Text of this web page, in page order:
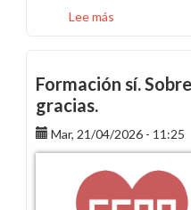
Lee más
participación
y
el
3
de
junio
Formación sí.
gracias.
Mar, 21/04/2026 - 11:25